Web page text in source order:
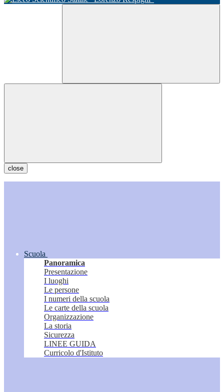
close
Scuola
Panoramica
Presentazione
I luoghi
Le persone
I numeri della scuola
Le carte della scuola
Organizzazione
La storia
Sicurezza
LINEE GUIDA
Curricolo d'Istituto